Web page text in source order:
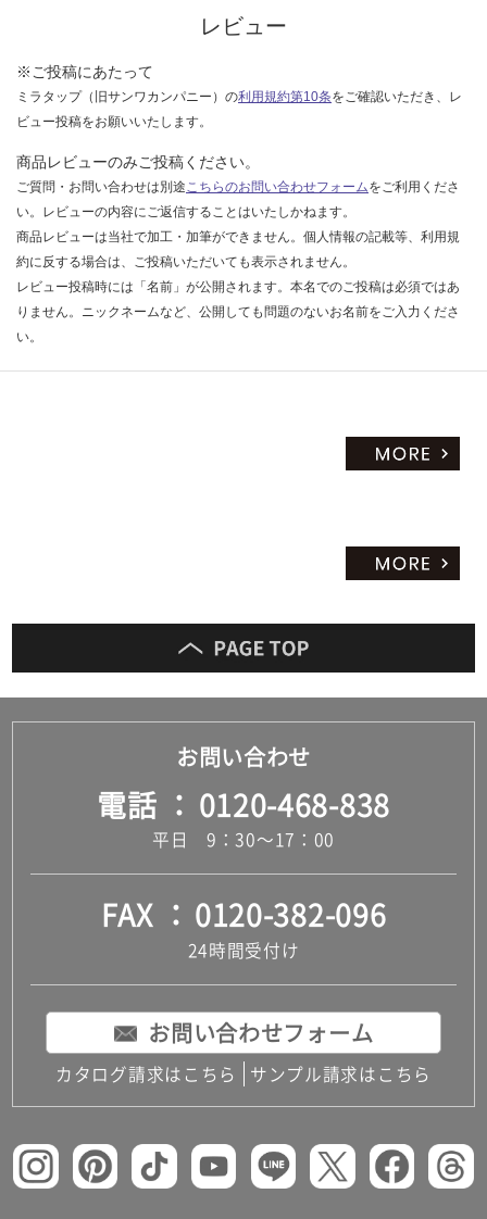
レビュー
※ご投稿にあたって
ミラタップ（旧サンワカンパニー）の利用規約第10条をご確認いただき、レ
ビュー投稿をお願いいたします。
商品レビューのみご投稿ください。
ご質問・お問い合わせは別途 こちらのお問い合わせフォームをご利用くださ
い。レビューの内容にご返信することはいたしかねます。
商品レビューは当社で加工・加筆ができません。個人情報の記載等、利用規
約に反する場合は、ご投稿いただいても表示されません。
レビュー投稿時には「名前」が公開されます。本名でのご投稿は必須ではあ
りません。ニックネームなど、公開しても問題のないお名前をご入力くださ
い。
お問い合わせ
電話 0120-468-838
平日 9：30～17：00
FAX 0120-382-096
24時間受付け
お問い合わせフォーム
カタログ請求はこちら サンプル請求はこちら